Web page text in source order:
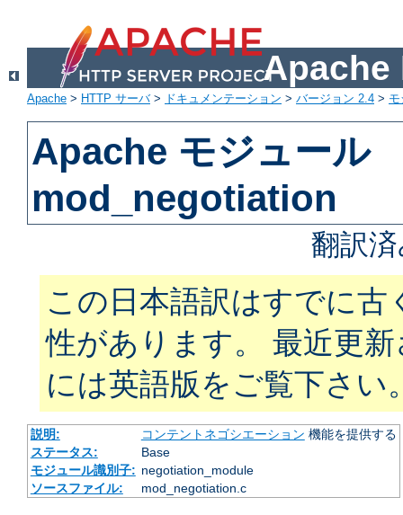
Apache
Apache > HTTP サーバ> ドキュメンテーション > バージョン 2.4 >
Apache モジュール
mod_negotiation
翻訳
この日本語訳はすでに古
性があります。 最近更
には英語版をご覧下さい
説明: コンテントネゴシエーション 機能を提供する
ステータス:
Base
モジュール識別子: negotiation_module
ソースファイル:
mod_negotiation.c